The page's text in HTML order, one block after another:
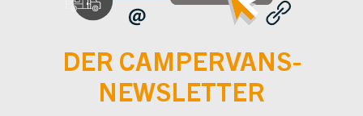
DER CAMPERVANS-
NEWSLETTER